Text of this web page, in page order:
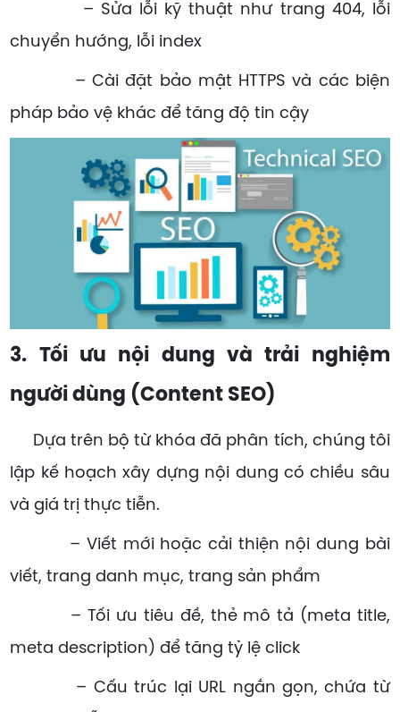
– Sửa lỗi kỹ thuật như trang 404, lỗi
chuyển hướng, lỗi index
– Cài đặt bảo mật HTTPS và các biện
pháp bảo vệ khác để tăng độ tin cậy
3. Tối ưu nội dung và trải nghiệm
người dùng (Content SEO)
Dựa trên bộ từ khóa đã phân tích, chúng tôi
lập kế hoạch xây dựng nội dung có chiều sâu
và giá trị thực tiễn.
– Viết mới hoặc cải thiện nội dung bài
viết, trang danh mục, trang sản phẩm
– Tối ưu tiêu đề, thẻ mô tả (meta title,
meta description) để tăng tỷ lệ click
– Cấu trúc lại URL ngắn gọn, chứa từ